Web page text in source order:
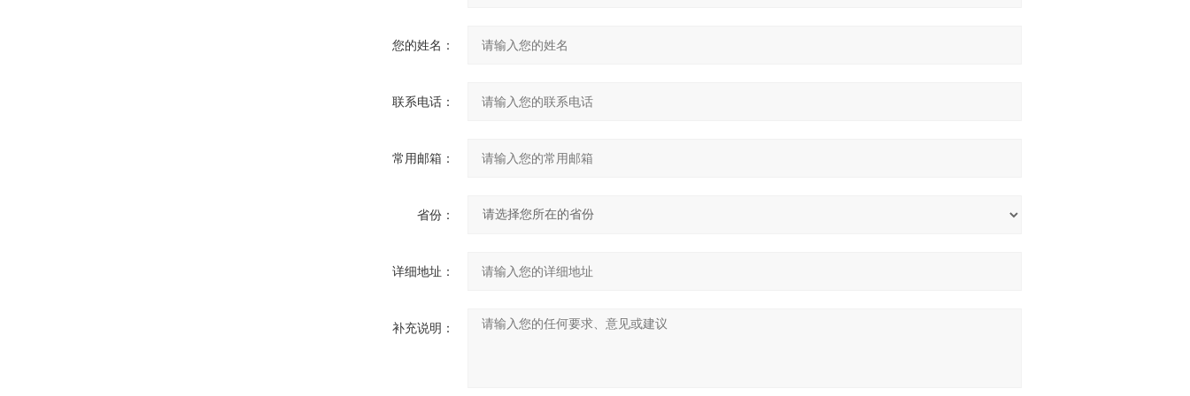
您的姓名：
联系电话：
常用邮箱：
省份：
详细地址：
补充说明：